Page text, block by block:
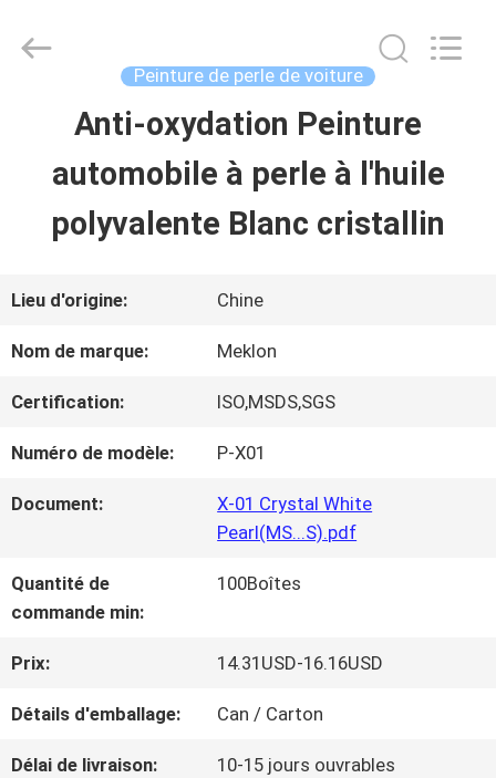
APERÇU
PRODUITS
VIDÉOS
DE
NOUS
VISITE
D'USINE
CONTRÔLE
Meklon
Peinture de perle de voiture
Anti-oxydation Peinture
automobile à perle à l'huile
polyvalente Blanc cristallin
Lieu d'origine: Chine
Nom de marque: Meklon
Certification: ISO,MSDS,SGS
Numéro de modèle: P-X01
Document:
X-01 Crystal White
Pearl(MS...S).pdf
Quantité de
commande min:
100Boîtes
Prix: 14.31USD-16.16USD
Détails d'emballage: Can / Carton
Délai de livraison: 10-15 jours ouvrables